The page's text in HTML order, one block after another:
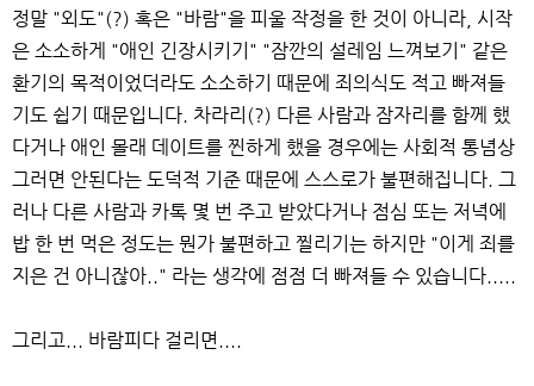
정말 "외도"(?) 혹은 "바람"을 피울 작정을 한 것이 아니라, 시작
은 소소하게 "애인 긴장시키기" "잠깐의 설레임 느껴보기" 같은
환기의 목적이었더라도 소소하기 때문에 죄의식도 적고 빠져들
기도 쉽기 때문입니다. 차라리(?) 다른 사람과 잠자리를 함께 했
다거나 애인 몰래 데이트를 찐하게 했을 경우에는 사회적 통념상
그러면 안된다는 도덕적 기준 때문에 스스로가 불편해집니다. 그
러나 다른 사람과 카톡 몇 번 주고 받았다거나 점심 또는 저녁에
밥 한 번 먹은 정도는 뭔가 불편하고 찔리기는 하지만 "이게 죄를
지은 건 아니잖아.." 라는 생각에 점점 더 빠져들 수 있습니다.....
그리고... 바람피다 걸리면....